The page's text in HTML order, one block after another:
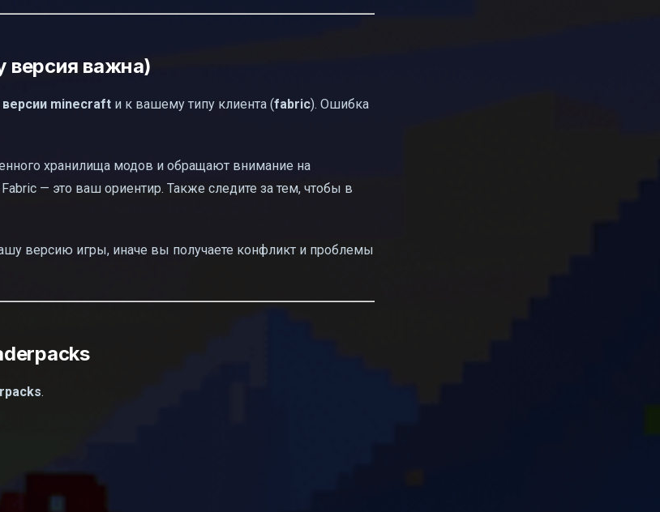
важна)
версии minecraft и к вашему типу клиента (fabric). Ошибка
хранилища модов и обращают внимание на
— это ваш ориентир. Также следите за тем, чтобы в
версию игры, иначе вы получаете конфликт и проблемы
.